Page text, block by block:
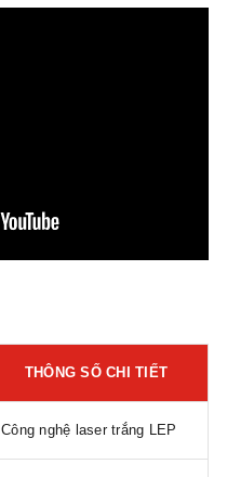
THÔNG SỐ CHI TIẾT
Công nghệ laser trắng LEP